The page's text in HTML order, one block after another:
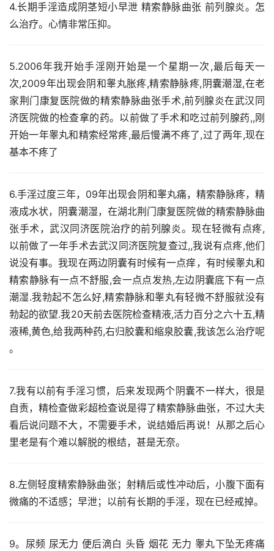
4.长期手淫造成阴茎短小早泄 精索静脉曲张 前列腺炎。怎
么治疗。心情非常压抑。
5.2006年我开始手淫刚开始是一个星期一次,最后每天一
次,2009年出现会阴和睾丸胀疼,精索静脉疼,阴囊潮湿,在老
家荆门康复医院做的精索静脉曲张手术,前列腺炎在武汉同
济医院做的检查拿的药。以前做了手术和吃过前列腺药,,刚
开始一年睾丸和精索经常疼,最后慢满不疼了,过了两年,现在
基本不疼了
6.手淫过度三年，09年出现会阴和睾丸痛，精索静脉疼，精
液成水状，阴囊潮湿，在湖北荆门康复医院做的精索静脉曲
张手术，武汉同济医院治疗的前列腺炎。现在轻微有点疼,
以前做了一年手术去武汉同济医院复查过,,我说有点疼,他们
说没有事。我现在两边阴囊有时候有一点痒，有时候睾丸和
精索静脉有一点不舒服,会一点点发热,左边阴囊底下有一点
潮湿.我勃起不怎么好,精索静脉和睾丸有轻微不舒服就没有
勃起的欲望.我20天前去医院检查精液,活力百分之六十五,精
液稀,黄色,给我两种药,右归胶囊和缩泉胶囊,我该怎么治疗呢
。
7.我有以前有手淫习惯，后来发现两个阴囊不一样大，很是
自责，精检查做彩超检查说是得了精索静脉曲张，不过大夫
看后说问题不大，不需要手术，说结婚后再说！从那之后心
里老是有个难以解脱的根结，甚是无奈。
8.左侧轻度精索静脉曲张；射精后或性冲动后，小腹下面有
微痛的不适感；早泄；以前有长期的手淫，现在已经戒掉。
9。尿频 尿无力 便后滴白 头昏 烟花 无力 睾丸下坠无疼痛